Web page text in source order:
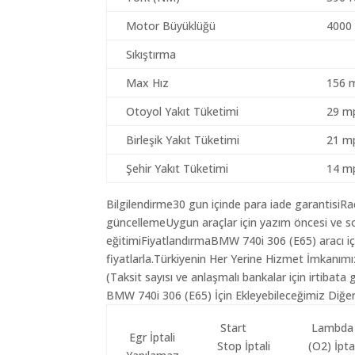
Motor Büyüklüğü
4000
Sıkıştırma
Max Hız
156
Otoyol Yakıt Tüketimi
29
Birleşik Yakıt Tüketimi
21
Şehir Yakıt Tüketimi
14
Bilgilendirme30 gun içinde para iade
güncellemeUygun araçlar için yazım öncesi ve
eğitimiFiyatlandırmaBMW 740i 306 (E65) aracı
fiyatlarla.Türkiyenin Her Yerine Hizmet
(Taksit sayısı ve anlaşmalı bankalar için irtibata
BMW 740i 306 (E65) İçin Ekleyebileceğimiz
Egr İptali
Start
Stop İptali
Lambda
(O2)